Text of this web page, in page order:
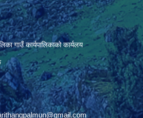
गाउँ कार्यपालिकाको कार्यलय